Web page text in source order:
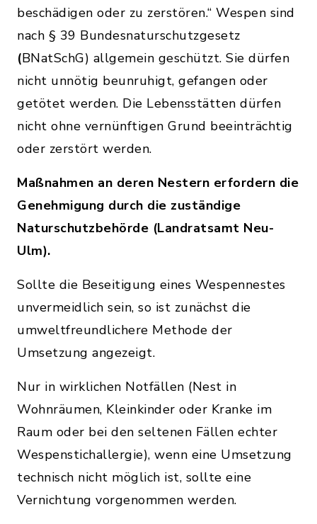
beschädigen oder zu zerstören.“ Wespen sind
nach § 39 Bundesnaturschutzgesetz
(BNatSchG) allgemein geschützt. Sie dürfen
nicht unnötig beunruhigt, gefangen oder
getötet werden. Die Lebensstätten dürfen
nicht ohne vernünftigen Grund beeinträchtig
oder zerstört werden.
Maßnahmen an deren Nestern erfordern die
Genehmigung durch die zuständige
Naturschutzbehörde (Landratsamt Neu-
Ulm).
Sollte die Beseitigung eines Wespennestes
unvermeidlich sein, so ist zunächst die
umweltfreundlichere Methode der
Umsetzung angezeigt.
Nur in wirklichen Notfällen (Nest in
Wohnräumen, Kleinkinder oder Kranke im
Raum oder bei den seltenen Fällen echter
Wespenstichallergie), wenn eine Umsetzung
technisch nicht möglich ist, sollte eine
Vernichtung vorgenommen werden.